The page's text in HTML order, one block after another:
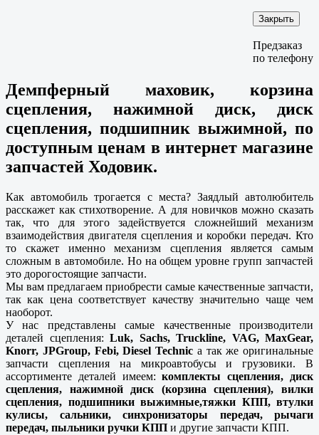
Закрыть
Предзаказ
по телефону
Демпферный маховик, корзина
сцепления, нажимной диск, диск
сцепления, подшипник выжимной, по
доступным ценам в интернет магазине
запчастей Ходовик.
Как автомобиль трогается с места? Заядлый автолюбитель
расскажет как стихотворение. А для новичков можно сказать
так, что для этого задействуется сложнейший механизм
взаимодействия двигателя сцепления и коробки передач. Кто
то скажет именно механизм сцепления является самым
сложным в автомобиле. Но на общем уровне групп запчастей
это дорогостоящие запчасти.
Мы вам предлагаем приобрести самые качественные запчасти,
так как цена соответствует качеству значительно чаще чем
наоборот.
У нас представлены самые качественные производители
деталей сцепления: Luk, Sachs, Truckline, VAG, MaxGear,
Knorr, JPGroup, Febi, Diesel Technic а так же оригинальные
запчасти сцепления на микроавтобусы и грузовики. В
ассортименте деталей имеем:комплекты сцепления, диск
сцепления, нажимной диск (корзина сцепления), вилки
сцепления, подшипники выжимные,тяжки КПП, втулки
кулисы, сальники, синхронизаторы передач, рычаги
передач, пыльники ручки КПП и другие запчасти КПП.